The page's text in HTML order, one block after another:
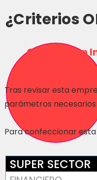
¿Criterios
Consulta en
Tras revisar esta
parámetros
Para confeccionar
SUPER SECTOR